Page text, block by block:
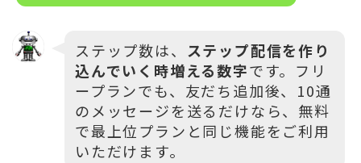
ステップ数は、 ステップ配信を作り
込んでいく時増える数字です。フリ
ープランでも、友だち追加後、10通
のメッセージを送るだけなら、無料
で最上位プランと同じ機能をご利用
いただけます。